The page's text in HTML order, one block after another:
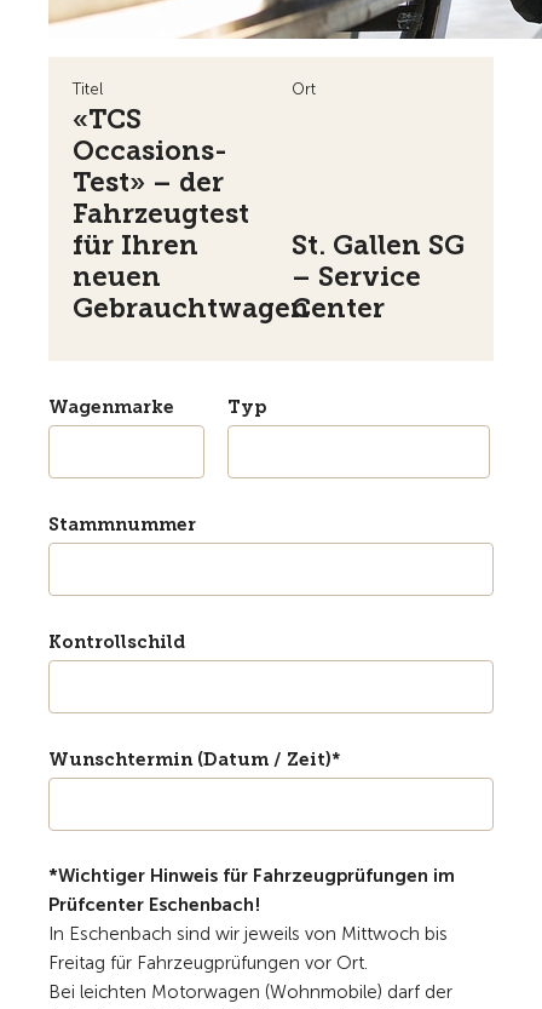
Titel Ort
«TCS
Occasions-
Test» – der
Fahrzeugtest
für Ihren
neuen
Gebrauchtwagen
St. Gallen SG
– Service
Center
Wagenmarke Typ
Stammnummer
Kontrollschild
Wunschtermin (Datum / Zeit)*
*Wichtiger Hinweis für Fahrzeugprüfungen im
Prüfcenter Eschenbach!
In Eschenbach sind wir jeweils von Mittwoch bis
Freitag für Fahrzeugprüfungen vor Ort.
Bei leichten Motorwagen (Wohnmobile) darf der